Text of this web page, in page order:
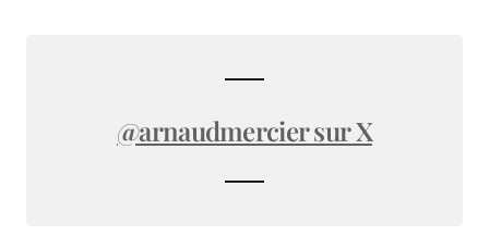
@arnaudmercier sur X